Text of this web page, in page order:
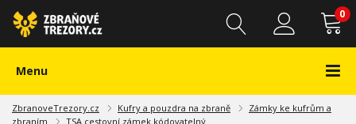
0
Menu
ZbranoveTrezory.cz Kufry a pouzdra na zbraně
Zámky ke kufrům a
zbraním
TSA cestovní zámek kódovatelný